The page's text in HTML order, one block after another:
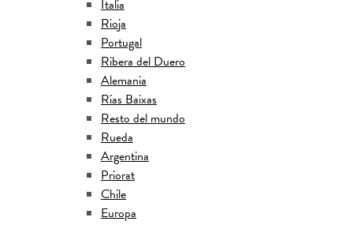
Italia
Rioja
Portugal
Ribera del Duero
Alemania
Rías Baixas
Resto del mundo
Rueda
Argentina
Priorat
Chile
Europa